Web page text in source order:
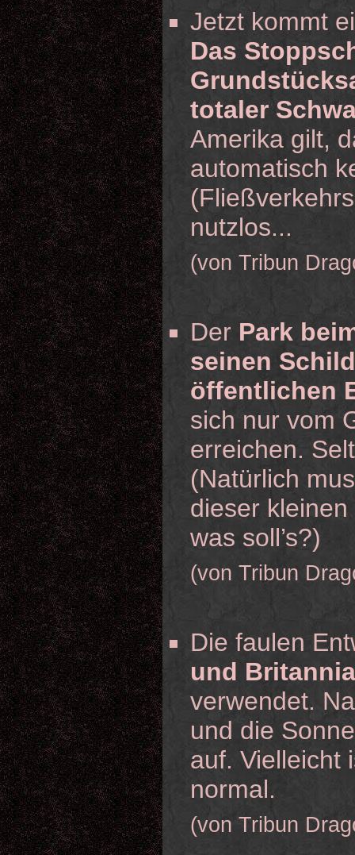
Jetzt kommt
Das
totaler
Amerika gilt,
automatisch
nutzlos...
(von Tribun
Der Park
seinen
öffentlichen
sich nur vom
erreichen.
(Natürlich
dieser
was soll’s?)
(von Tribun
Die faulen
und
verwendet.
und die
auf. Vielleicht
normal.
(von Tribun